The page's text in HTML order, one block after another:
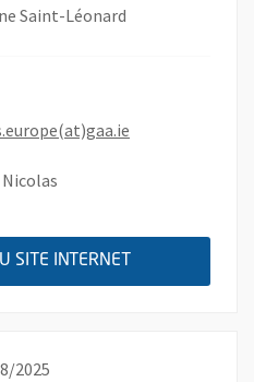
Saint-Léonard
Nicolas
SITE INTERNET , OUVRE UNE
2025